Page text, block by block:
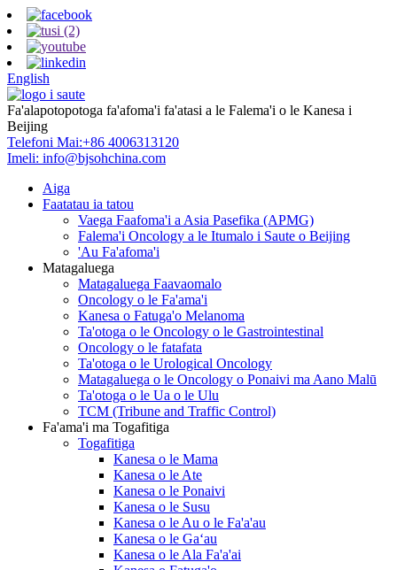
English
Fa'alapotopotoga fa'afoma'i fa'atasi a le Falema'i o le Kanesa i
Beijing
Telefoni Mai:+86 4006313120
Imeli: info@bjsohchina.com
Aiga
Faatatau ia tatou
Vaega Faafoma'i a Asia Pasefika (APMG)
Falema'i Oncology a le Itumalo i Saute o Beijing
'Au Fa'afoma'i
Matagaluega
Matagaluega Faavaomalo
Oncology o le Fa'ama'i
Kanesa o Fatuga'o Melanoma
Ta'otoga o le Oncology o le Gastrointestinal
Oncology o le fatafata
Ta'otoga o le Urological Oncology
Matagaluega o le Oncology o Ponaivi ma Aano Malū
Ta'otoga o le Ua o le Ulu
TCM (Tribune and Traffic Control)
Fa'ama'i ma Togafitiga
Togafitiga
Kanesa o le Mama
Kanesa o le Ate
Kanesa o le Ponaivi
Kanesa o le Susu
Kanesa o le Au o le Fa'a'au
Kanesa o le Gaʻau
Kanesa o le Ala Fa'a'ai